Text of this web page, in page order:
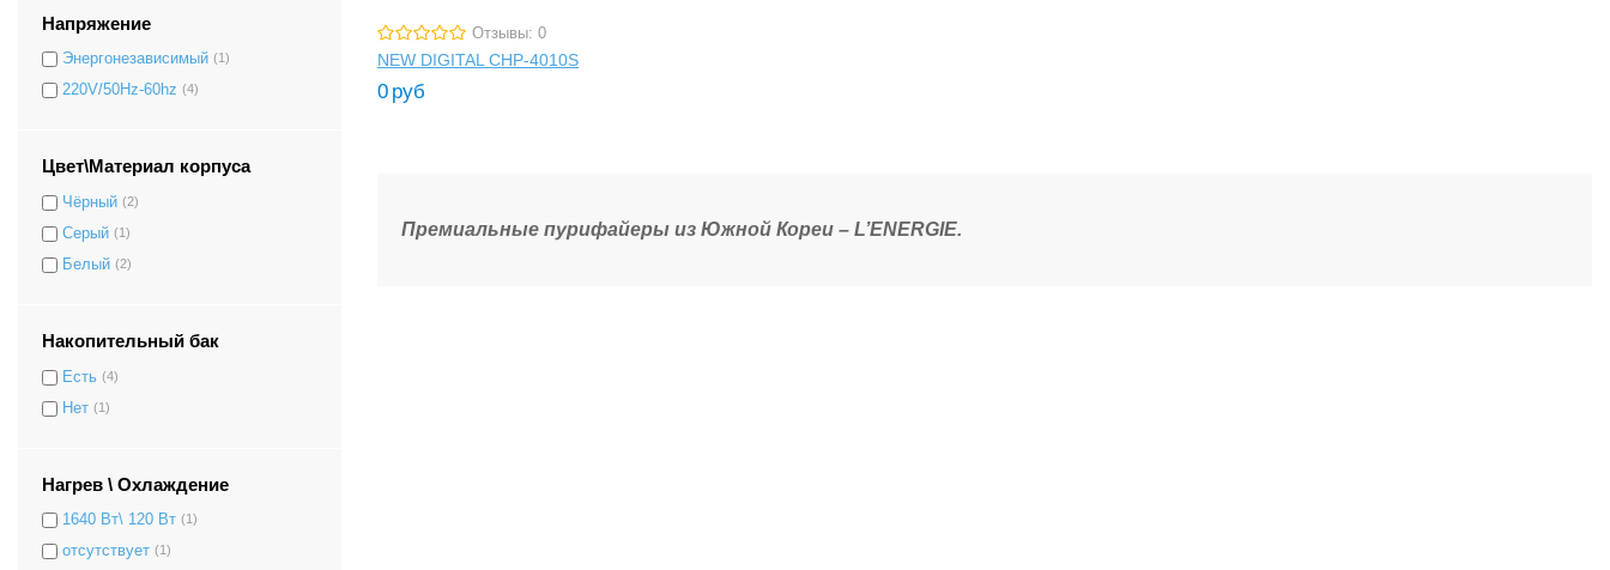
Напряжение
Энергонезависимый (1)
220V/50Hz-60hz (4)
Цвет\Материал корпуса
Чёрный (2)
Серый (1)
Белый (2)
Накопительный бак
Есть (4)
Нет (1)
Нагрев \ Охлаждение
1640 Вт\ 120 Вт (1)
отсутствует (1)
Отзывы: 0
NEW DIGITAL CHP-4010S
0 руб
Премиальные пурифайеры из Южной Кореи – L’ENERGIE.